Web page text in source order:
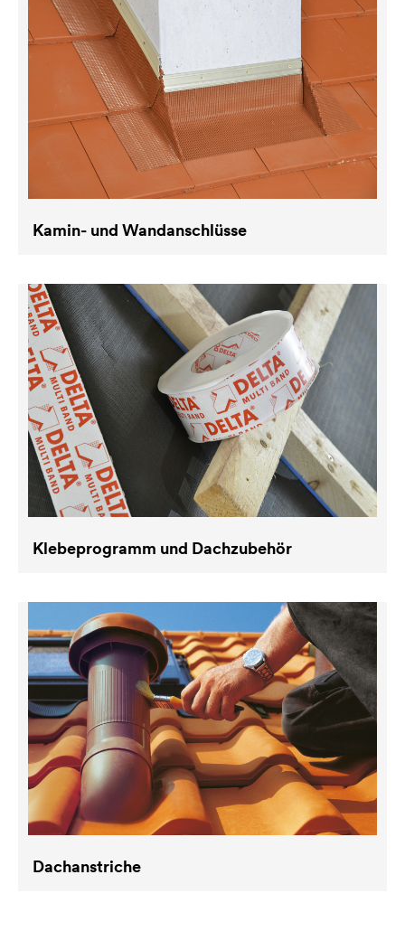
Kamin- und Wandanschlüsse
Klebeprogramm und Dachzubehör
Dachanstriche